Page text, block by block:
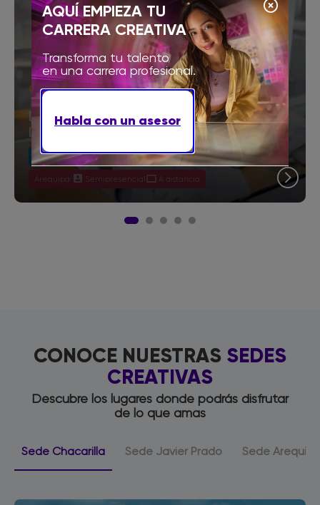
Carrera Técnica
Diseño de
Interiores
Lima: Semipresencial A distancia
Arequipa: Semipresencial A distancia
CONOCE NUESTRAS SEDES
CREATIVAS
Descubre los lugares donde podrás disfrutar
de lo que amas
Sede Chacarilla Sede Javier Prado Sede Arequipa
AQUÍ EMPIEZA TU
CARRERA CREATIVA
Transforma tu talento
en una carrera profesional.
Habla con un asesor